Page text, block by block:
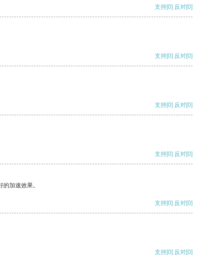
支持[0] 反对[0]
支持[0] 反对[0]
支持[0] 反对[0]
支持[0] 反对[0]
加速效果。
支持[0] 反对[0]
支持[0] 反对[0]